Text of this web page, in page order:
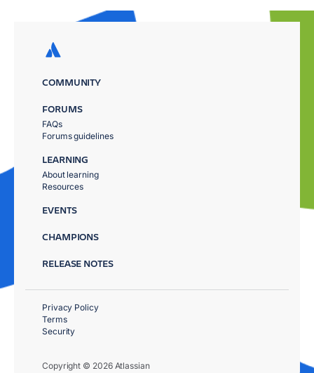
COMMUNITY
FORUMS
FAQs
Forums guidelines
LEARNING
About learning
Resources
EVENTS
CHAMPIONS
RELEASE NOTES
Copyright © 2026 Atlassian
Privacy Policy
Terms
Security